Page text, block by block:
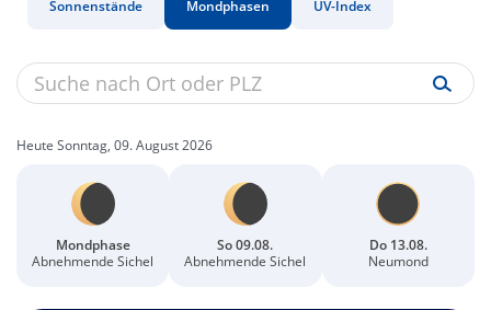
Sonnenstände Mondphasen UV-Index
Heute Sonntag, 09. August 2026
Mondphase
Abnehmende Sichel
So 09.08.
Abnehmende Sichel
Do 13.08.
Neumond